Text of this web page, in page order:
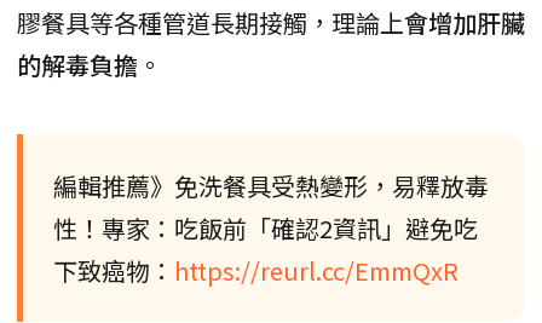
膠餐具等各種管道長期接觸，理論上會增加肝臟
的解毒負擔 。
編輯推薦》免洗餐具受熱變形，易釋放毒
性！專家：吃飯前「確認2資訊」避免吃
下致癌物： https://reurl.cc/EmmQxR